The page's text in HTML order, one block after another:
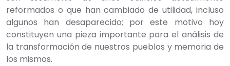
reformados o que han cambiado de utilidad, incluso
algunos han desaparecido; por este motivo hoy
constituyen una pieza importante para el análisis de
la transformación de nuestros pueblos y memoria de
los mismos.